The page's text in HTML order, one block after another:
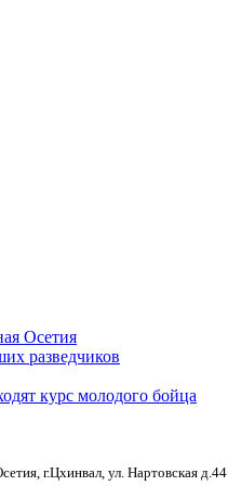
Осетия
разведчиков
курс молодого бойца
г.Цхинвал, ул. Нартовская д.44